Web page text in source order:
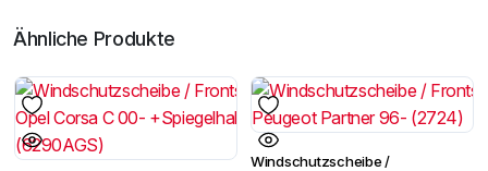
Ähnliche Produkte
Windschutzscheibe /